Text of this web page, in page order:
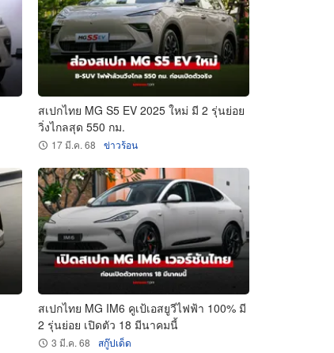
สเปกไทย MG S5 EV 2025 ใหม่ มี 2 รุ่นย่อย
วิ่งไกลสุด 550 กม.
17 มี.ค. 68 ข่าวร้อน
สเปกไทย MG IM6 คูเป้เอสยูวีไฟฟ้า 100% มี
2 รุ่นย่อย เปิดตัว 18 มีนาคมนี้
3 มี.ค. 68 สกู๊ปเด็ด